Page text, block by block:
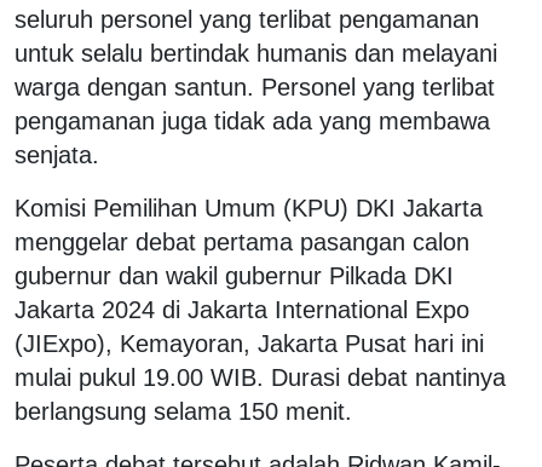
seluruh personel yang terlibat pengamanan
untuk selalu bertindak humanis dan melayani
warga dengan santun. Personel yang terlibat
pengamanan juga tidak ada yang membawa
senjata.
Komisi Pemilihan Umum (KPU) DKI Jakarta
menggelar debat pertama pasangan calon
gubernur dan wakil gubernur Pilkada DKI
Jakarta 2024 di Jakarta International Expo
(JIExpo), Kemayoran, Jakarta Pusat hari ini
mulai pukul 19.00 WIB. Durasi debat nantinya
berlangsung selama 150 menit.